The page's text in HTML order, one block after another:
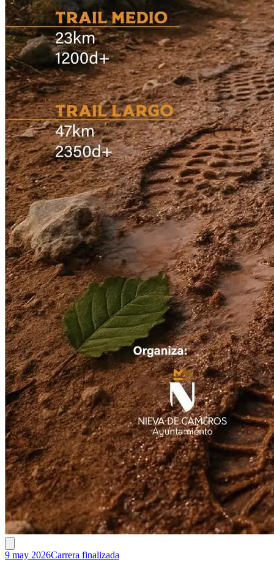
9 may 2026Carrera finalizada